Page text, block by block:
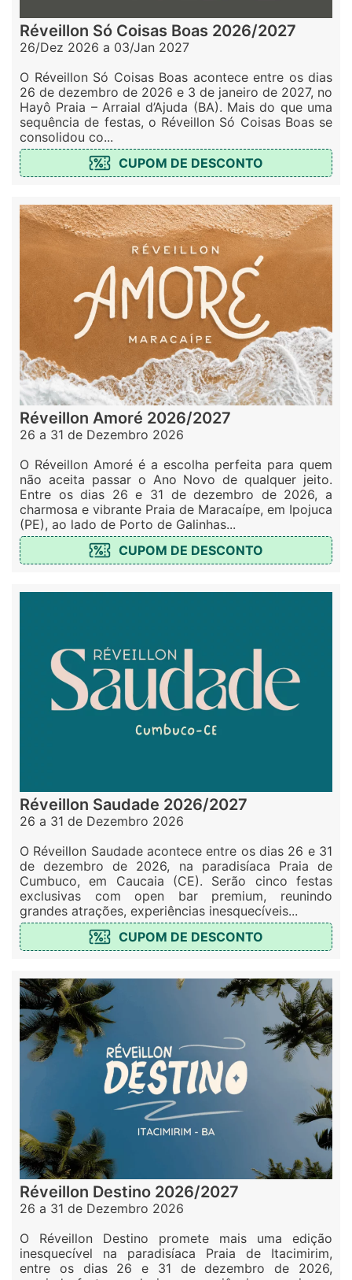
Réveillon Só Coisas Boas 2026/2027
26/Dez 2026 a 03/Jan 2027
O Réveillon Só Coisas Boas acontece entre os dias
26 de dezembro de 2026 e 3 de janeiro de 2027, no
Hayô Praia – Arraial d’Ajuda (BA). Mais do que uma
sequência de festas, o Réveillon Só Coisas Boas se
consolidou co...
CUPOM DE DESCONTO
Réveillon Amoré 2026/2027
26 a 31 de Dezembro 2026
O Réveillon Amoré é a escolha perfeita para quem
não aceita passar o Ano Novo de qualquer jeito.
Entre os dias 26 e 31 de dezembro de 2026, a
charmosa e vibrante Praia de Maracaípe, em Ipojuca
(PE), ao lado de Porto de Galinhas...
CUPOM DE DESCONTO
Réveillon Saudade 2026/2027
26 a 31 de Dezembro 2026
O Réveillon Saudade acontece entre os dias 26 e 31
de dezembro de 2026, na paradisíaca Praia de
Cumbuco, em Caucaia (CE). Serão cinco festas
exclusivas com open bar premium, reunindo
grandes atrações, experiências inesquecíveis...
CUPOM DE DESCONTO
Réveillon Destino 2026/2027
26 a 31 de Dezembro 2026
O Réveillon Destino promete mais uma edição
inesquecível na paradisíaca Praia de Itacimirim,
entre os dias 26 e 31 de dezembro de 2026,